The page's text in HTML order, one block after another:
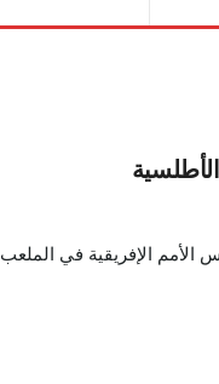
الأمم الإفريقية في الملعب